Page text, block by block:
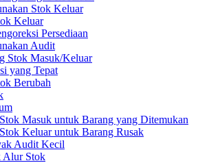
Stok Keluar
Keluar
Persediaan
Audit
Stok Masuk/Keluar
yang Tepat
Berubah
Masuk untuk Barang yang Ditemukan
Keluar untuk Barang Rusak
Audit Kecil
Alur Stok